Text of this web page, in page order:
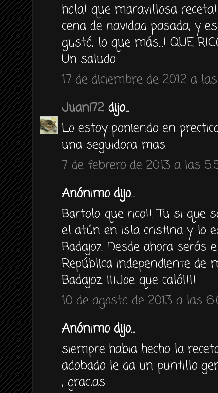
hola! que maravillosa
cena de navidad pasada, y
gustó, lo que más...! QUE
Un saludo
17 de diciembre de 2012 a
Juani72 dijo...
Lo estoy poniendo en
una seguidora mas.
7 de febrero de 2013 a las
Anónimo dijo...
Bartolo que rico!!. Tu si que
el atún en isla cristina y lo
Badajoz. Desde ahora serás
República independiente de
Badajoz ¡¡¡Joe que caló!!!!
10 de agosto de 2013 a las
Anónimo dijo...
siempre habia hecho la
adobado le da un puntillo
, gracias